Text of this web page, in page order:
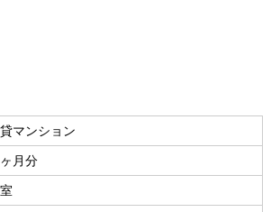
マンション
月分